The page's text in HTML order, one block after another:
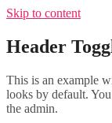
Skip to content
Header
This is an example
looks by default.
the admin.